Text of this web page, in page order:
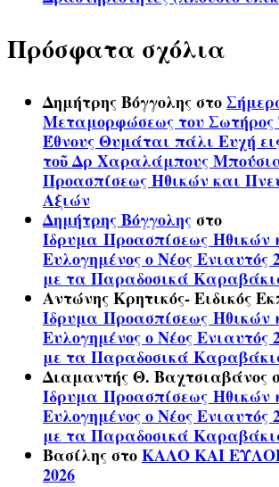
Πρόσφατα σχόλια
Δημήτρης Βόγγοληςστο
Μεταμορφώσεως του
Έθνους Θυμάται πάλι Ευχή
τοῦ Δρ Χαραλάμπους
Προασπίσεως Ηθικών και
Αξιών
Δημήτρης Βόγγοληςστο
Ίδρυμα Προασπίσεως Ηθικών
Ευλογημένος ο Νέος Ενιαυτός
με τα Παραδοσικά
Αντώνης Κρητικός- Ειδικός
Ίδρυμα Προασπίσεως Ηθικών
Ευλογημένος ο Νέος Ενιαυτός
με τα Παραδοσικά
Διαμαντής Θ. Βαχτσιαβάνος
Ίδρυμα Προασπίσεως Ηθικών
Ευλογημένος ο Νέος Ενιαυτός
με τα Παραδοσικά
ΒασίληςστοΚΑΛΟ ΚΑΙ
2026